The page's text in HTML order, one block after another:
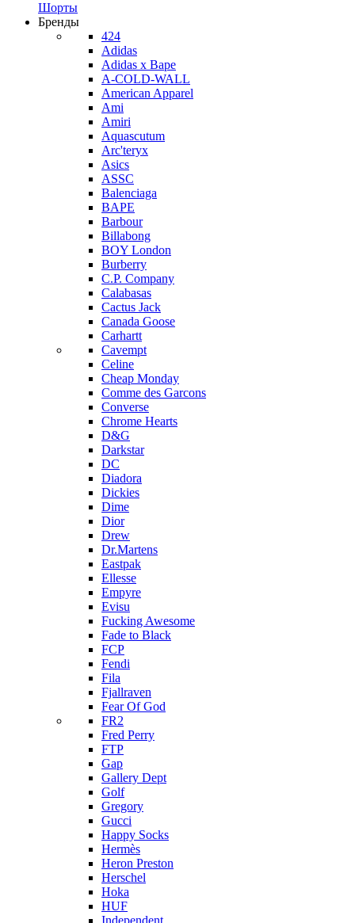
Шорты
Бренды
424
Adidas
Adidas x Bape
A-COLD-WALL
American Apparel
Ami
Amiri
Aquascutum
Arc'teryx
Asics
ASSC
Balenciaga
BAPE
Barbour
Billabong
BOY London
Burberry
C.P. Company
Calabasas
Cactus Jack
Canada Goose
Carhartt
Cavempt
Celine
Cheap Monday
Comme des Garcons
Converse
Chrome Hearts
D&G
Darkstar
DC
Diadora
Dickies
Dime
Dior
Drew
Dr.Martens
Eastpak
Ellesse
Empyre
Evisu
Fucking Awesome
Fade to Black
FCP
Fendi
Fila
Fjallraven
Fear Of God
FR2
Fred Perry
FTP
Gap
Gallery Dept
Golf
Gregory
Gucci
Happy Socks
Hermès
Heron Preston
Hersсhel
Hoka
HUF
Independent